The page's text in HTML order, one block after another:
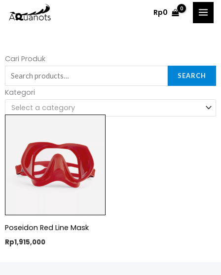
Rp0
Cari Produk
Search
for:
SEARCH
Kategori
Select a category
Poseidon Red Line Mask
Rp1,915,000